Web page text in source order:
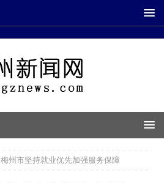
梅州市坚持就业优先加强服务保障